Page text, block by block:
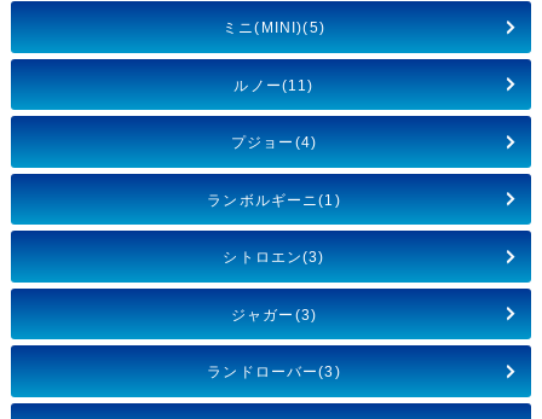
ミニ(MINI)(5)
ルノー(11)
プジョー(4)
ランボルギーニ(1)
シトロエン(3)
ジャガー(3)
ランドローバー(3)